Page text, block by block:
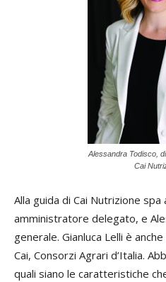
Alessandra Todisco,
Cai
Alla guida di Cai Nutrizione spa
amministratore delegato, e
generale. Gianluca Lelli è
Cai, Consorzi Agrari d’Italia.
quali siano le caratteristiche